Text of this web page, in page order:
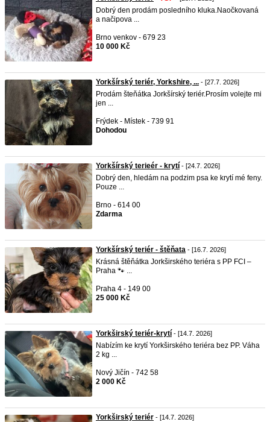
Dobrý den prodám posledního kluka.Naočkovaná
a načipova ...
Brno venkov - 679 23
10 000 Kč
Yorkšírský teriér, Yorkshire, ... - [27.7. 2026]
Prodám šteňátka Jorkšírský teriér.Prosím volejte mi
jen ...
Frýdek - Místek - 739 91
Dohodou
Yorkšírský terieér - krytí - [24.7. 2026]
Dobrý den, hledám na podzim psa ke krytí mé feny.
Pouze ...
Brno - 614 00
Zdarma
Yorkšírský teriér - štěňata - [16.7. 2026]
Krásná štěňátka Jorkširského teriéra s PP FCI –
Praha 🐾 ...
Praha 4 - 149 00
25 000 Kč
Yorkširský teriér-krytí - [14.7. 2026]
Nabízím ke krytí Yorkširského teriéra bez PP. Váha
2 kg ...
Nový Jičín - 742 58
2 000 Kč
Yorkširský teriér - [14.7. 2026]